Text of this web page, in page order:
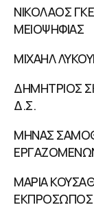
ΝΙΚΟΛΑΟΣ
ΜΕΙΟΨΗΦΙΑΣ
ΜΙΧΑΗΛ
ΔΗΜΗΤΡΙΟΣ
Δ.Σ.
ΜΗΝΑΣ
ΜΑΡΙΑ
ΕΚΠΡΟΣΩΠΟΣ